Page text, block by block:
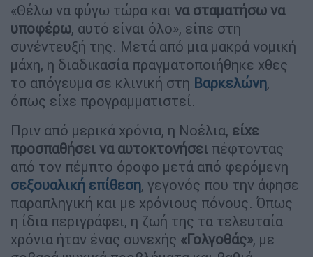
«Θέλω να φύγω τώρα και να σταματήσω να
υποφέρω, αυτό είναι όλο», είπε στη
συνέντευξή της. Μετά από μια μακρά νομική
μάχη, η διαδικασία πραγματοποιήθηκε χθες
το απόγευμα σε κλινική στη Βαρκελώνη,
όπως είχε προγραμματιστεί.
Πριν από μερικά χρόνια, η Νοέλια, είχε
προσπαθήσει να αυτοκτονήσει πέφτοντας
από τον πέμπτο όροφο μετά από φερόμενη
σεξουαλική επίθεση, γεγονός που την άφησε
παραπληγική και με χρόνιους πόνους. Όπως
η ίδια περιγράφει, η ζωή της τα τελευταία
χρόνια ήταν ένας συνεχής «Γολγοθάς», με